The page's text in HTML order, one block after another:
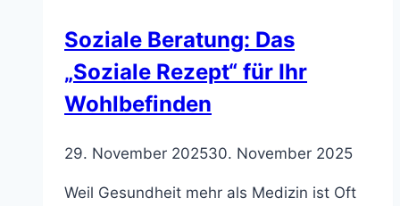
Soziale Beratung: Das
„Soziale Rezept“ für Ihr
Wohlbefinden
29. November 202530. November 2025
Weil Gesundheit mehr als Medizin ist Oft